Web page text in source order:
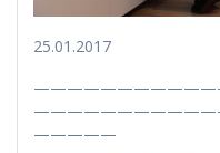
25.01.2017
—————